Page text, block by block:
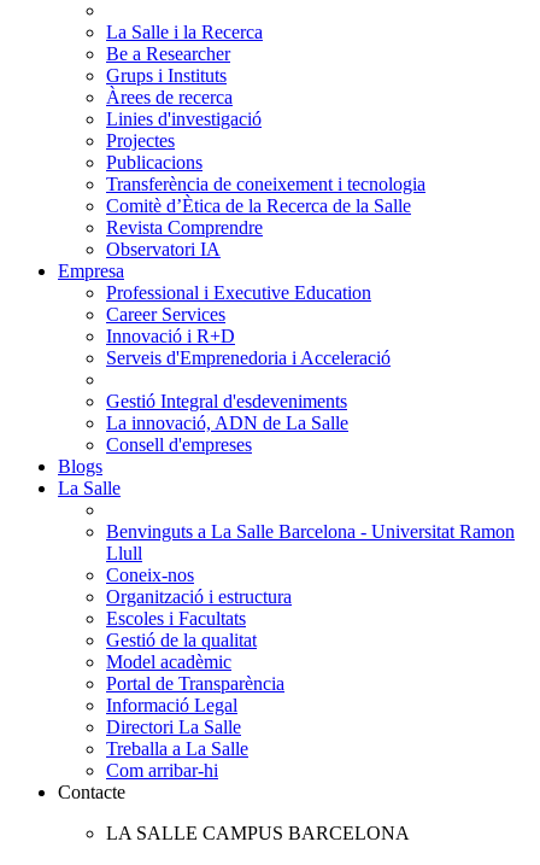
La Salle i la Recerca
Be a Researcher
Grups i Instituts
Àrees de recerca
Linies d'investigació
Projectes
Publicacions
Transferència de coneixement i tecnologia
Comitè d’Ètica de la Recerca de la Salle
Revista Comprendre
Observatori IA
Empresa
Professional i Executive Education
Career Services
Innovació i R+D
Serveis d'Emprenedoria i Acceleració
Gestió Integral d'esdeveniments
La innovació, ADN de La Salle
Consell d'empreses
Blogs
La Salle
Benvinguts a La Salle Barcelona - Universitat Ramon
Llull
Coneix-nos
Organització i estructura
Escoles i Facultats
Gestió de la qualitat
Model acadèmic
Portal de Transparència
Informació Legal
Directori La Salle
Treballa a La Salle
Com arribar-hi
Contacte
LA SALLE CAMPUS BARCELONA